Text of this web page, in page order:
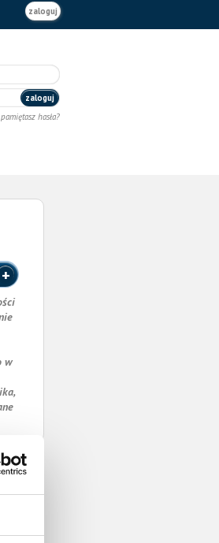
zaloguj
zaloguj
hasła?
w